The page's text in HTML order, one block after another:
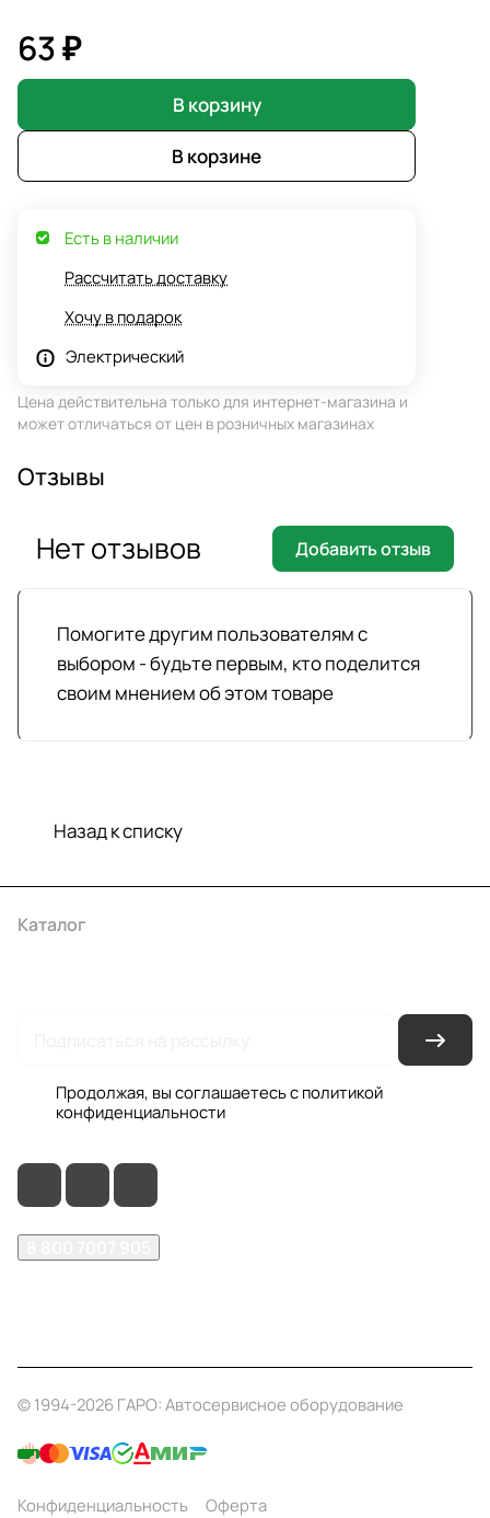
63 ₽
В корзину
В корзине
Есть в наличии
Рассчитать доставку
Хочу в подарок
Электрический
Цена действительна только для интернет-магазина и
может отличаться от цен в розничных магазинах
Отзывы
Помогите другим пользователям с
выбором - будьте первым, кто поделится
своим мнением об этом товаре
Нет отзывов Добавить отзыв
Назад к списку
Каталог
Продолжая, вы соглашаетесь с политикой
конфиденциальности
© 1994-2026 ГАРО: Автосервисное оборудование
Конфиденциальность Оферта